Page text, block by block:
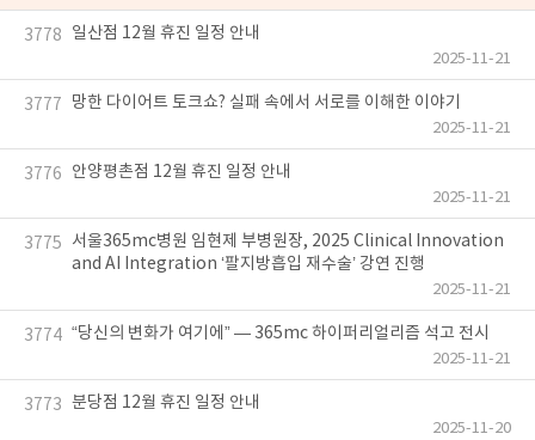
3778 일산점 12월 휴진 일정 안내
2025-11-21
3777 망한 다이어트 토크쇼? 실패 속에서 서로를 이해한 이야기
2025-11-21
3776 안양평촌점 12월 휴진 일정 안내
2025-11-21
3775
서울365mc병원 임현제 부병원장, 2025 Clinical Innovation
and AI Integration ‘팔지방흡입 재수술’ 강연 진행
2025-11-21
3774 “당신의 변화가 여기에” — 365mc 하이퍼리얼리즘 석고 전시
2025-11-21
3773 분당점 12월 휴진 일정 안내
2025-11-20